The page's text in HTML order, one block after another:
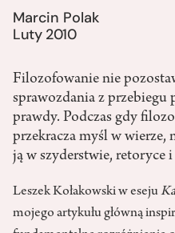
Marcin Polak
Luty 2010
Filozofowanie nie
sprawozdania z
prawdy. Podczas gdy
przekracza myśl w wierze,
ją w szyderstwie, retoryce
Leszek Kołakowski w eseju
mojego artykułu główną